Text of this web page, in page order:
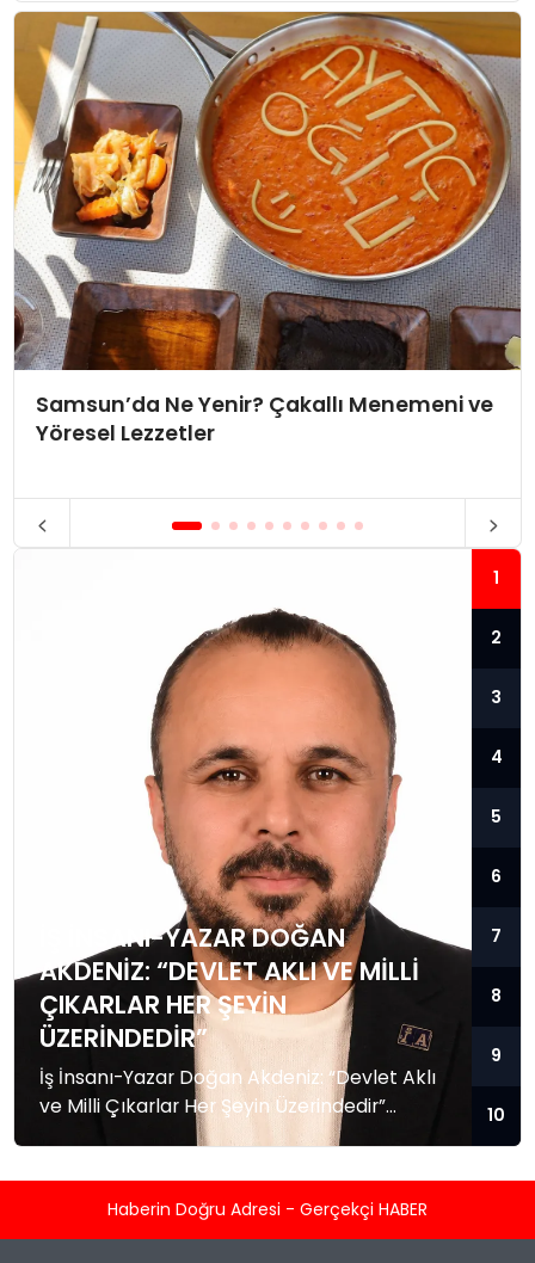
Samsun’da Ne Yenir? Çakallı Menemeni ve
Yöresel Lezzetler
İŞ İNSANI-YAZAR DOĞAN
AKDENIZ: “DEVLET AKLI VE MILLI
ÇIKARLAR HER ŞEYIN
ÜZERINDEDIR”
İş İnsanı-Yazar Doğan Akdeniz: “Devlet Aklı
ve Milli Çıkarlar Her Şeyin Üzerindedir”
Küresel güç dengelerinin hızla değiştiği,
İnsanı ve Yazar Doğan Akdeniz’den kritik
1
2
3
4
5
6
7
8
9
10
Haberin Doğru Adresi - Gerçekçi HABER